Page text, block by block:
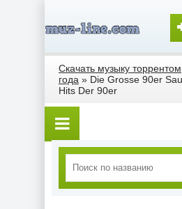
Скачать музыку торрентом
года » Die Grosse 90er
Hits Der 90er